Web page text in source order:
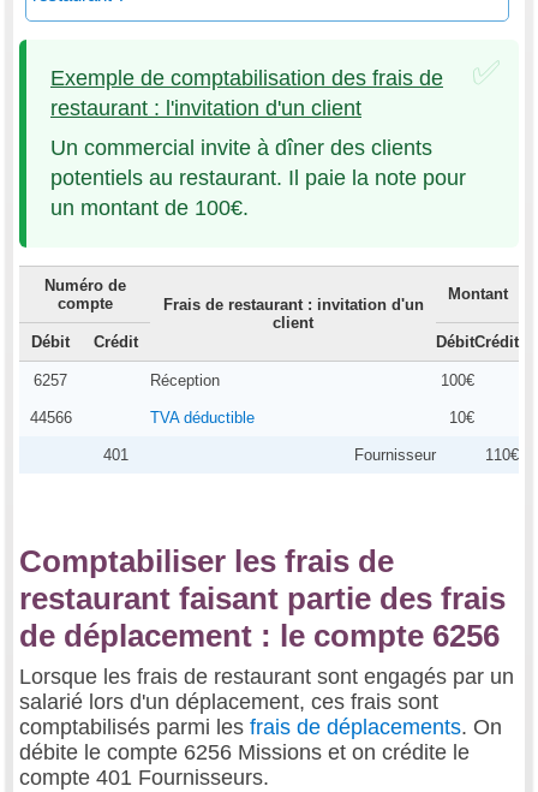
Exemple de comptabilisation des frais de
restaurant : l'invitation d'un client
Un commercial invite à dîner des clients
potentiels au restaurant. Il paie la note pour
un montant de 100€.
Numéro de
compte
Frais de restaurant : invitation d'un
client
Montant
Débit Crédit DébitCrédit
6257 Réception 100€
44566 TVA déductible 10€
401 Fournisseur 110€
Comptabiliser les frais de
restaurant faisant partie des frais
de déplacement : le compte 6256
Lorsque les frais de restaurant sont engagés par un
salarié lors d'un déplacement, ces frais sont
comptabilisés parmi les frais de déplacements. On
débite le compte 6256 Missions et on crédite le
compte 401 Fournisseurs.